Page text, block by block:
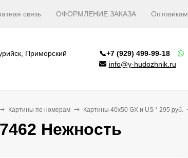
связь ОФОРМЛЕНИЕ ЗАКАЗА Оптовикам
Приморский
📞+7 (929) 499-99-18
info@y-hudozhnik.ru
Картины по номерам Картины 40х50 GX и US * 295 руб.
Нежность